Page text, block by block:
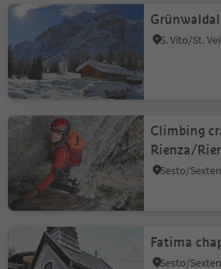
Climbing
Rienza/
Fatima